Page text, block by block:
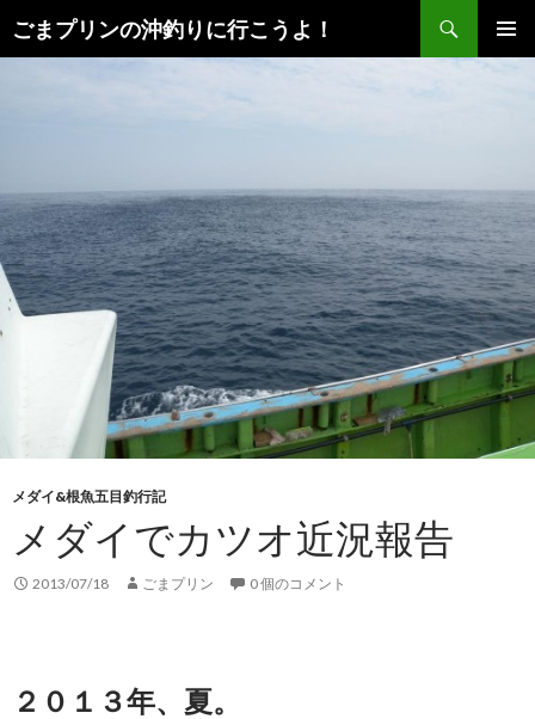
ごまプリンの沖釣りに行こうよ！
索
ス
キ
ッ
プ
メダイ&根魚五目釣行記
メダイでカツオ近況報告
2013/07/18 ごまプリン 0 個のコメント
２０１３年、夏。